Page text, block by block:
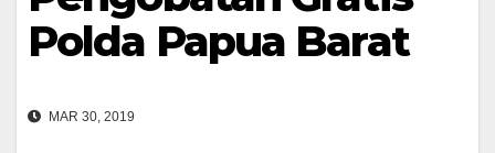
Polda Papua Barat
MAR 30, 2019